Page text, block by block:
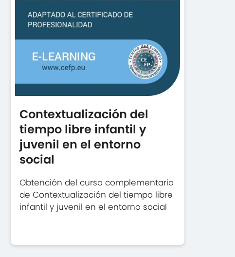
Contextualización del
tiempo libre infantil y
juvenil en el entorno
social
Obtención del curso complementario
de Contextualización del tiempo libre
infantil y juvenil en el entorno social